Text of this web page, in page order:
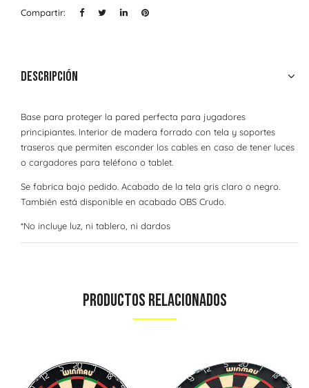
Compartir:
Descripción
Base para proteger la pared perfecta para jugadores
principiantes. Interior de madera forrado con tela y soportes
traseros que permiten esconder los cables en caso de tener luces
o cargadores para teléfono o tablet.
Se fabrica bajo pedido. Acabado de la tela gris claro o negro.
También está disponible en acabado OBS Crudo.
*No incluye luz, ni tablero, ni dardos
Productos Relacionados